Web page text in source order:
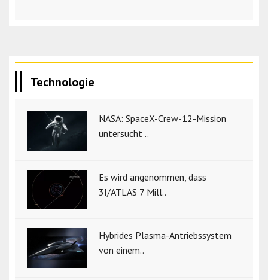
Technologie
NASA: SpaceX-Crew-12-Mission
untersucht ..
Es wird angenommen, dass
3I/ATLAS 7 Mill..
Hybrides Plasma-Antriebssystem
von einem..